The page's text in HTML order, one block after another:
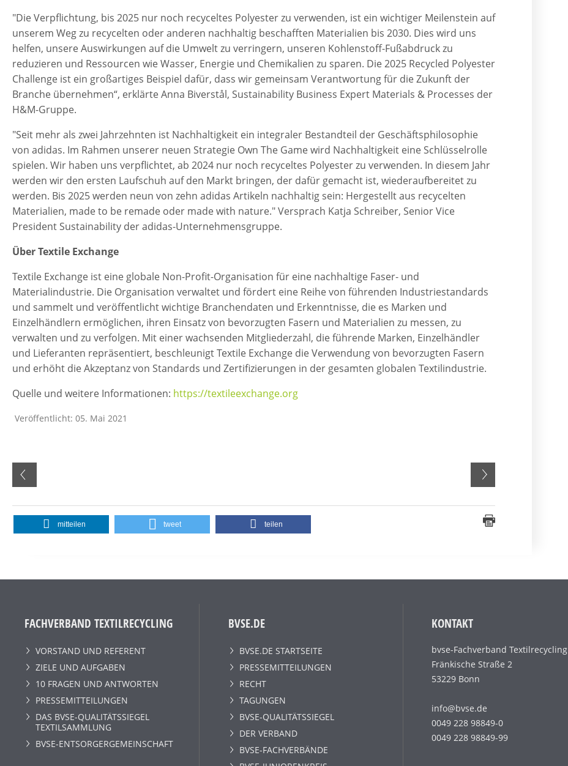
"Die Verpflichtung, bis 2025 nur noch recyceltes Polyester zu verwenden, ist ein wichtiger Meilenstein auf
unserem Weg zu recycelten oder anderen nachhaltig beschafften Materialien bis 2030. Dies wird uns
helfen, unsere Auswirkungen auf die Umwelt zu verringern, unseren Kohlenstoff-Fußabdruck zu
reduzieren und Ressourcen wie Wasser, Energie und Chemikalien zu sparen. Die 2025 Recycled Polyester
Challenge ist ein großartiges Beispiel dafür, dass wir gemeinsam Verantwortung für die Zukunft der
Branche übernehmen“, erklärte Anna Biverstål, Sustainability Business Expert Materials & Processes der
H&M-Gruppe.
"Seit mehr als zwei Jahrzehnten ist Nachhaltigkeit ein integraler Bestandteil der Geschäftsphilosophie
von adidas. Im Rahmen unserer neuen Strategie Own The Game wird Nachhaltigkeit eine Schlüsselrolle
spielen. Wir haben uns verpflichtet, ab 2024 nur noch recyceltes Polyester zu verwenden. In diesem Jahr
werden wir den ersten Laufschuh auf den Markt bringen, der dafür gemacht ist, wiederaufbereitet zu
werden. Bis 2025 werden neun von zehn adidas Artikeln nachhaltig sein: Hergestellt aus recycelten
Materialien, made to be remade oder made with nature." Versprach Katja Schreiber, Senior Vice
President Sustainability der adidas-Unternehmensgruppe.
Über Textile Exchange
Textile Exchange ist eine globale Non-Profit-Organisation für eine nachhaltige Faser- und
Materialindustrie. Die Organisation verwaltet und fördert eine Reihe von führenden Industriestandards
und sammelt und veröffentlicht wichtige Branchendaten und Erkenntnisse, die es Marken und
Einzelhändlern ermöglichen, ihren Einsatz von bevorzugten Fasern und Materialien zu messen, zu
verwalten und zu verfolgen. Mit einer wachsenden Mitgliederzahl, die führende Marken, Einzelhändler
und Lieferanten repräsentiert, beschleunigt Textile Exchange die Verwendung von bevorzugten Fasern
und erhöht die Akzeptanz von Standards und Zertifizierungen in der gesamten globalen Textilindustrie.
Quelle und weitere Informationen: https://textileexchange.org
Veröffentlicht: 05. Mai 2021
mitteilen tweet teilen
FACHVERBAND TEXTILRECYCLING
VORSTAND UND REFERENT
ZIELE UND AUFGABEN
10 FRAGEN UND ANTWORTEN
PRESSEMITTEILUNGEN
DAS BVSE-QUALITÄTSSIEGEL
TEXTILSAMMLUNG
BVSE-ENTSORGERGEMEINSCHAFT
BVSE.DE
BVSE.DE STARTSEITE
PRESSEMITTEILUNGEN
RECHT
TAGUNGEN
BVSE-QUALITÄTSSIEGEL
DER VERBAND
BVSE-FACHVERBÄNDE
KONTAKT
bvse-Fachverband Textilrecycling
Fränkische Straße 2
53229 Bonn
info@bvse.de
0049 228 98849-0
0049 228 98849-99